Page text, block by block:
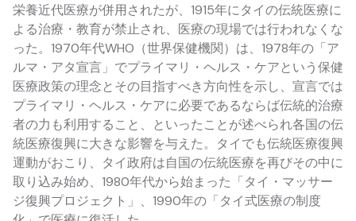
栄養近代医療が併用されたが、1915年にタイの伝統医療に
よる治療・教育が禁止され、医療の現場では行われなくな
った。1970年代WHO（世界保健機関）は、1978年の「ア
ルマ・アタ宣言」でプライマリ・ヘルス・ケアという保健
医療政策の理念とその目指すべき方向性を示し、宣言では
プライマリ・ヘルス・ケアに必要であるならば伝統的治療
者の力も利用すること、といったことが述べられ各国の伝
統医療復興に大きな影響を与えた。タイでも伝統医療復興
運動がおこり、タイ政府は自国の伝統医療を再びその中に
取り込み始め、1980年代から始まった「タイ・マッサー
ジ復興プロジェクト」、1990年の「タイ式医療の制度